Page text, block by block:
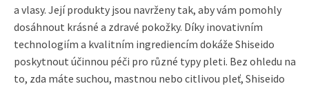
a vlasy. Její produkty jsou navrženy tak, aby vám pomohly
dosáhnout krásné a zdravé pokožky. Díky inovativním
technologiím a kvalitním ingrediencím dokáže Shiseido
poskytnout účinnou péči pro různé typy pleti. Bez ohledu na
to, zda máte suchou, mastnou nebo citlivou pleť, Shiseido